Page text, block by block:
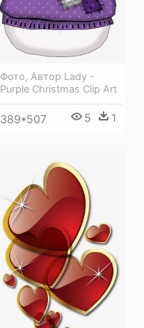
Фото, Автор Lady -
Purple Christmas Clip Art
389*507 5 1